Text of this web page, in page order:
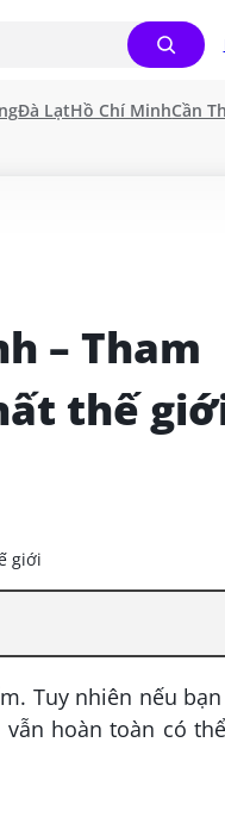
Đà LạtHồ Chí MinhCần
– Tham
thế
Tuy nhiên nếu
hoàn toàn có